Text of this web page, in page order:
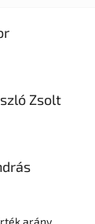
Zsolt